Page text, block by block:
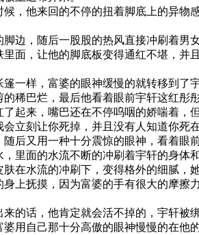
，他来回的不停的扭着脚底上的异
边，随后一股股的热风直接冲刷着男
面，让他的脚底板变得通红不堪，
一样，富婆的眼神缓慢的就转移到了
稀巴烂，最后他看着眼前宇轩这红
起来，嘴巴还在不停呜咽的娇喘着
会立刻让你死掉，并且没有人知道你死
后又用一种十分震惊的眼神，看着眼
里面的水流不断的冲刷着宇轩的身
在水流的冲刷下，变得格外的细腻
上抚摸，因为富婆的手有很大的摩
的话，他肯定就会活不掉的，宇轩
用自己那十分高傲的眼神慢慢的在